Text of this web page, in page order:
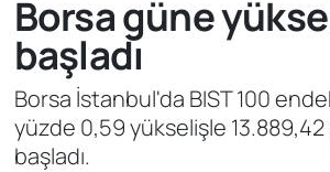
Borsa güne
başladı
Borsa İstanbul'da BIST 100
yüzde 0,59 yükselişle
başladı.
YAŞAM
SİYASET
ASAYİŞ
Tüm Manşetler
Son Dakika Haberleri
Haber Arşivi